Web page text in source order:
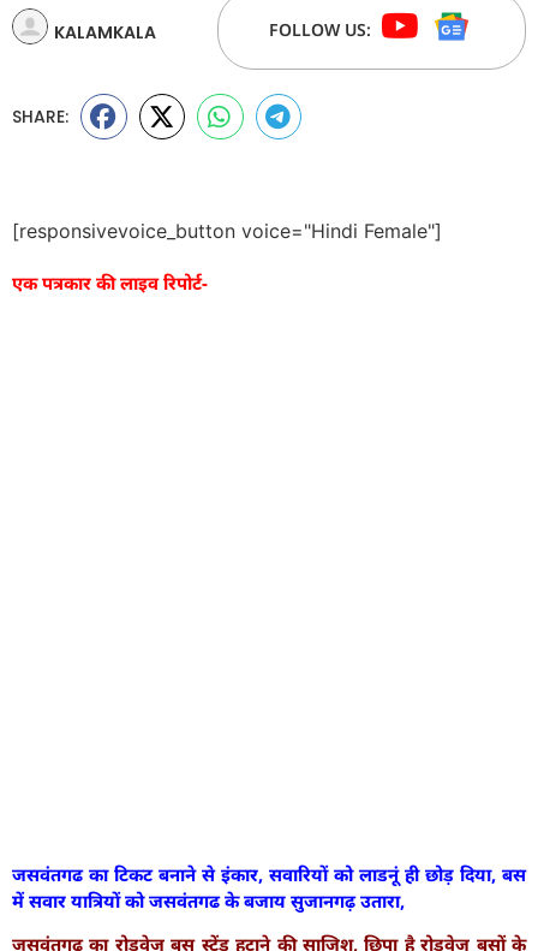
KALAMKALA FOLLOW US:
SHARE:
[responsivevoice_button voice="Hindi Female"]
एक पत्रकार की लाइव रिपोर्ट-
जसवंतगढ का टिकट बनाने से इंकार, सवारियों को लाडनूं ही छोड़ दिया, बस
में सवार यात्रियों को जसवंतगढ के बजाय सुजानगढ़ उतारा,
जसवंतगढ का रोडवेज बस स्टेंड हटाने की साजिश, छिपा है रोडवेज बसों के